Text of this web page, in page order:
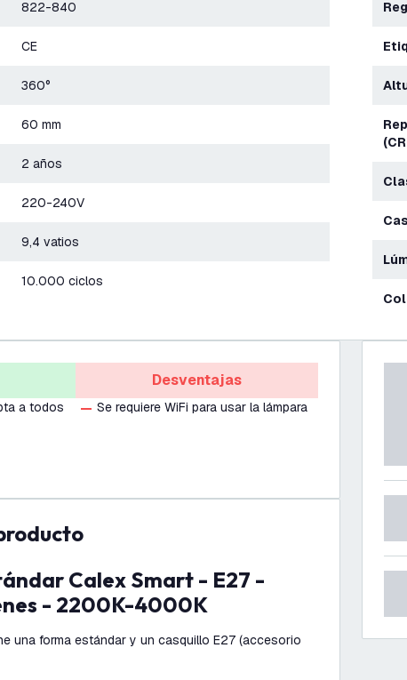
822-840
CE
360°
60 mm
2 años
220-240V
9,4 vatios
10.000 ciclos
Reproducción de color
a todos
Desventajas
Se requiere WiFi para usar la lámpara
- 2200K-4000K
una forma estándar y un casquillo E27 (accesorio